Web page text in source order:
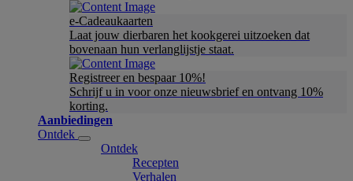
e-Cadeaukaarten
Laat jouw dierbaren het kookgerei uitzoeken dat
bovenaan hun verlanglijstje staat.
Registreer en bespaar 10%!
Schrijf u in voor onze nieuwsbrief en ontvang 10%
korting.
Aanbiedingen
Ontdek
Ontdek
Recepten
Verhalen